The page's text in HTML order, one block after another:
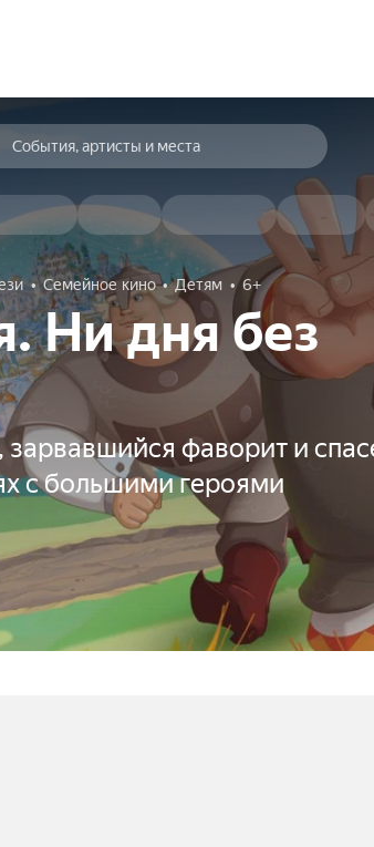
События, артисты и места
Семейное кино Детям 6+
Ни дня без
фаворит и
с большими героями